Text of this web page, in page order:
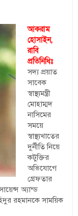
আকরাম
হোসাইন,
রাবি
প্রতিনিধিঃ
সদ্য প্রয়াত
সাবেক
স্বাস্থ্যমন্ত্রী
মোহাম্মদ
নাসিমের
সময়ে
স্বাস্থ্যখাতের
দুর্নীতি নিয়ে
কটুক্তির
অভিযোগে
গ্রেফতার
অ্যান্ড
রহমানকে সাময়িক